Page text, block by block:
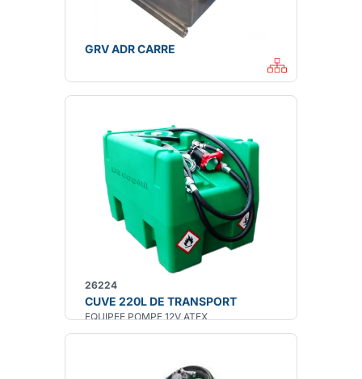
GRV ADR CARRE
26224
CUVE 220L DE TRANSPORT
EQUIPEE POMPE 12V ATEX